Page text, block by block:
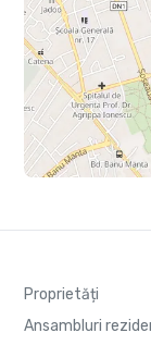
Proprietăți
Ansambluri